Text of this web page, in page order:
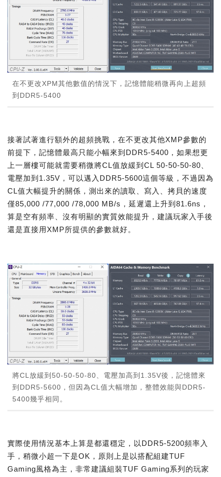
在不更改XPM其他數值的情況下，記憶體能稍微再向上超頻
到DDR5-5400
接著試著進行額外的超頻挑戰，在不更改其他XMP參數的
前提下，記憶體最高只能小幅來到DDR5-5400，如果想更
上一層樓可能就需要稍微將CL值放緩到CL 50-50-50-80、
電壓加到1.35V，可以邁入DDR5-5600這個等級，不過因為
CL值大幅提升的關係，測出來的讀取、寫入、拷貝的速度
僅85,000 /77,000 /78,000 MB/s，延遲還上升到81.6ns，
算是空有頻率、沒有明顯的實質效能提升，建議玩家入手後
還是直接用XMP所提供的參數就好。
將CL放緩到50-50-50-80、電壓加高到1.35V後，記憶體來
到DDR5-5600，但因為CL值大幅增加，整體效能與DDR5-
5400幾乎相同。
實際使用情況基本上算是都還穩定，以DDR5-5200頻率入
手，稍微小超一下是OK，原則上是以搭配組建TUF
Gaming風格為主，非常建議組裝TUF Gaming系列的玩家